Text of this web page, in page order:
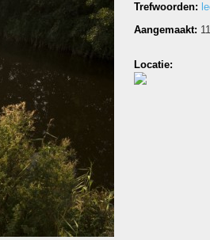
Trefwoorden:
Aangemaakt:
Locatie: